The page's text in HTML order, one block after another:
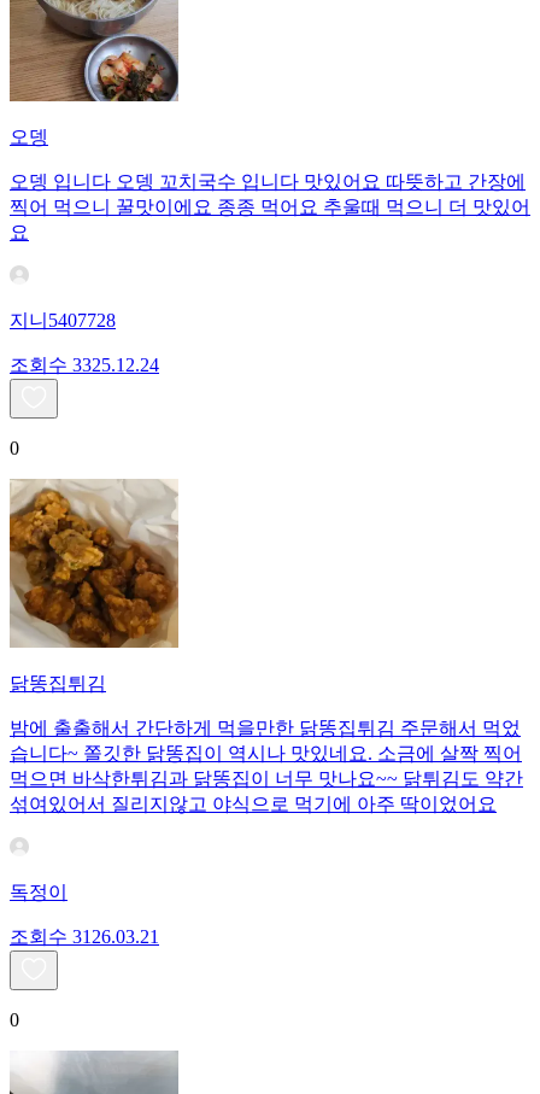
오뎅
오뎅 입니다 오뎅 꼬치국수 입니다 맛있어요 따뜻하고 간장에
찍어 먹으니 꿀맛이에요 종종 먹어요 추울때 먹으니 더 맛있어
요
지니5407728
조회수 3325.12.24
0
닭똥집튀김
밤에 출출해서 간단하게 먹을만한 닭똥집튀김 주문해서 먹었
습니다~ 쫄깃한 닭똥집이 역시나 맛있네요. 소금에 살짝 찍어
먹으면 바삭한튀김과 닭똥집이 너무 맛나요~~ 닭튀김도 약간
섞여있어서 질리지않고 야식으로 먹기에 아주 딱이었어요
독정이
조회수 31 26.03.21
0